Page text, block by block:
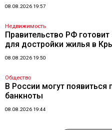
08.08.2026 19:57
Недвижимость
Правительство РФ готовит
для достройки жилья в
08.08.2026 19:50
Общество
В России могут
банкноты
08.08.2026 19:44